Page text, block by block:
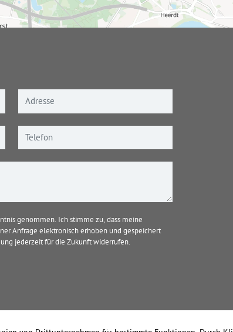
genommen. Ich stimme zu, dass meine
Anfrage elektronisch erhoben und gespeichert
jederzeit für die Zukunft widerrufen.